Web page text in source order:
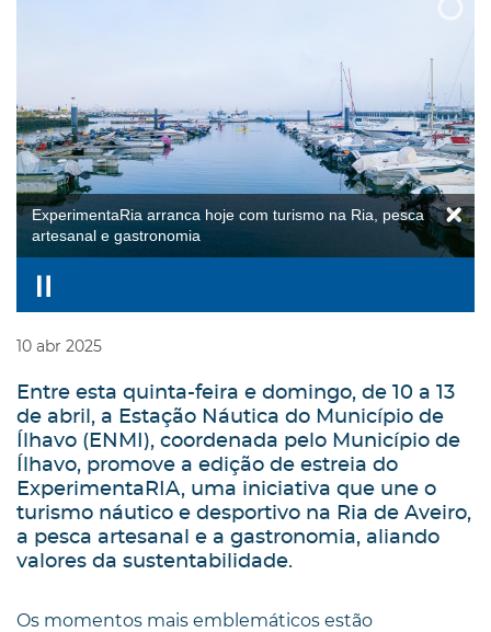
ExperimentaRia arranca hoje com turismo na Ria, pesca
artesanal e gastronomia
10 abr 2025
Entre esta quinta-feira e domingo, de 10 a 13
de abril, a Estação Náutica do Município de
Ílhavo (ENMI), coordenada pelo Município de
Ílhavo, promove a edição de estreia do
ExperimentaRIA, uma iniciativa que une o
turismo náutico e desportivo na Ria de Aveiro,
a pesca artesanal e a gastronomia, aliando
valores da sustentabilidade.
Os momentos mais emblemáticos estão